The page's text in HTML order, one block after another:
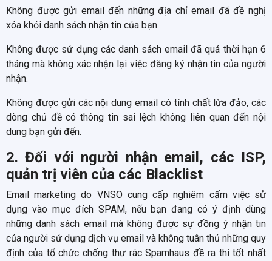
Không được gửi email đến những địa chỉ email đã đề nghị
xóa khỏi danh sách nhận tin của bạn.
Không được sử dụng các danh sách email đã quá thời hạn 6
tháng mà không xác nhận lại việc đăng ký nhận tin của người
nhận.
Không được gửi các nội dung email có tính chất lừa đảo, các
dòng chủ đề có thông tin sai lệch không liên quan đến nội
dung bạn gửi đến.
2. Đối với người nhận email, các ISP,
quản trị viên của các Blacklist
Email marketing do VNSO cung cấp nghiêm cấm việc sử
dụng vào mục đích SPAM, nếu bạn đang có ý định dùng
những danh sách email mà không được sự đồng ý nhận tin
của người sử dụng dịch vụ email và không tuân thủ những quy
định của tổ chức chống thư rác Spamhaus đề ra thì tốt nhất